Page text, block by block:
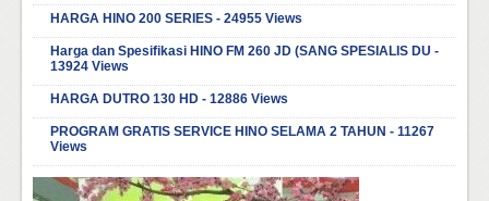
HARGA HINO 200 SERIES - 24955 Views
Harga dan Spesifikasi HINO FM 260 JD (SANG SPESIALIS DU -
13924 Views
HARGA DUTRO 130 HD - 12886 Views
PROGRAM GRATIS SERVICE HINO SELAMA 2 TAHUN - 11267
Views